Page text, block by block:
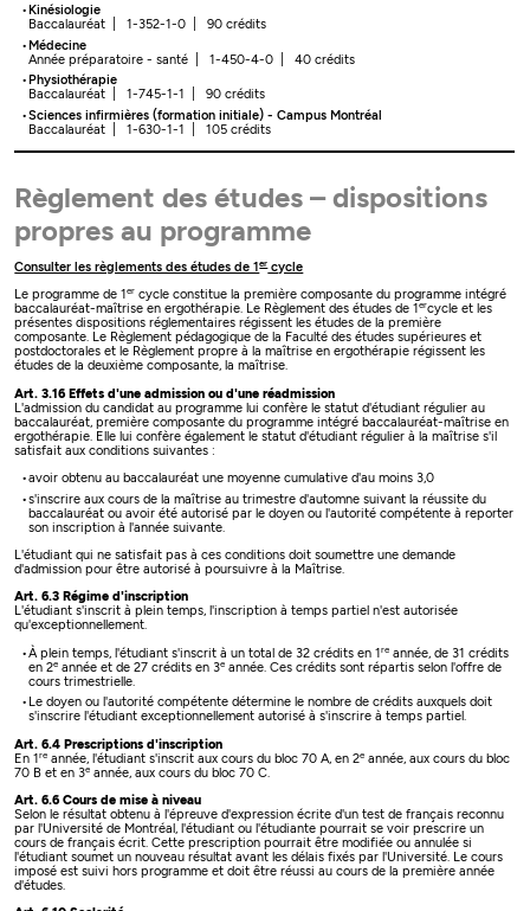
Kinésiologie
Baccalauréat | 1-352-1-0 | 90 crédits
Médecine
Année préparatoire - santé | 1-450-4-0 | 40 crédits
Physiothérapie
Baccalauréat | 1-745-1-1 | 90 crédits
Sciences infirmières (formation initiale) - Campus Montréal
Baccalauréat | 1-630-1-1 | 105 crédits
Règlement des études – dispositions
propres au programme
Consulter les règlements des études de 1ercycle
Le programme de 1er cycle constitue la première composante du programme intégré
baccalauréat-maîtrise en ergothérapie. Le Règlement des études de 1ercycle et les
présentes dispositions réglementaires régissent les études de la première
composante. Le Règlement pédagogique de la Faculté des études supérieures et
postdoctorales et le Règlement propre à la maîtrise en ergothérapie régissent les
études de la deuxième composante, la maîtrise.
Art. 3.16 Effets d'une admission ou d'une réadmission
L'admission du candidat au programme lui confère le statut d'étudiant régulier au
baccalauréat, première composante du programme intégré baccalauréat-maîtrise en
ergothérapie. Elle lui confère également le statut d'étudiant régulier à la maîtrise s'il
satisfait aux conditions suivantes :
avoir obtenu au baccalauréat une moyenne cumulative d'au moins 3,0
s'inscrire aux cours de la maîtrise au trimestre d'automne suivant la réussite du
baccalauréat ou avoir été autorisé par le doyen ou l'autorité compétente à reporter
son inscription à l'année suivante.
L'étudiant qui ne satisfait pas à ces conditions doit soumettre une demande
d'admission pour être autorisé à poursuivre à la Maîtrise.
Art. 6.3 Régime d'inscription
L'étudiant s'inscrit à plein temps, l'inscription à temps partiel n'est autorisée
qu'exceptionnellement.
À plein temps, l'étudiant s'inscrit à un total de 32 crédits en 1reannée, de 31 crédits
en 2eannée et de 27 crédits en 3eannée. Ces crédits sont répartis selon l'offre de
cours trimestrielle.
Le doyen ou l'autorité compétente détermine le nombre de crédits auxquels doit
s'inscrire l'étudiant exceptionnellement autorisé à s'inscrire à temps partiel.
Art. 6.4 Prescriptions d'inscription
En 1re année, l'étudiant s'inscrit aux cours du bloc 70 A, en 2e année, aux cours du bloc
70 B et en 3e année, aux cours du bloc 70 C.
Art. 6.6 Cours de mise à niveau
Selon le résultat obtenu à l'épreuve d'expression écrite d'un test de français reconnu
par l'Université de Montréal, l'étudiant ou l'étudiante pourrait se voir prescrire un
cours de français écrit. Cette prescription pourrait être modifiée ou annulée si
l'étudiant soumet un nouveau résultat avant les délais fixés par l'Université. Le cours
imposé est suivi hors programme et doit être réussi au cours de la première année
d'études.